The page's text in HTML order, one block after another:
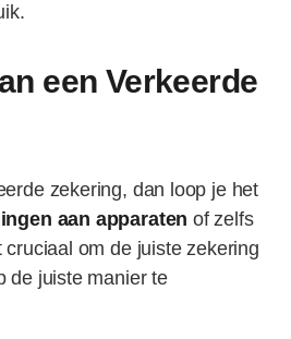
een Verkeerde
zekering, dan loop je het
aan apparaten of zelfs
cruciaal om de juiste zekering
de juiste manier te